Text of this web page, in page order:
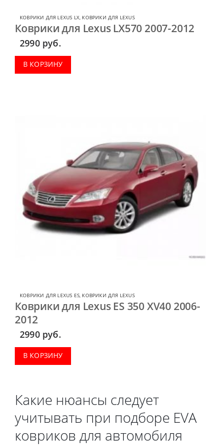
КОВРИКИ ДЛЯ LEXUS LX, КОВРИКИ ДЛЯ LEXUS
Коврики для Lexus LX570 2007-2012
2990 руб.
В КОРЗИНУ
КОВРИКИ ДЛЯ LEXUS ES, КОВРИКИ ДЛЯ LEXUS
Коврики для Lexus ES 350 XV40 2006-
2012
2990 руб.
В КОРЗИНУ
Какие нюансы следует
учитывать при подборе EVA
ковриков для автомобиля